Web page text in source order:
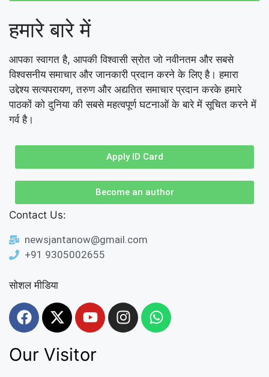
हमारे बारे में
आपका स्वागत है, आपकी विश्वासी स्रोत जो नवीनतम और सबसे
विश्वसनीय समाचार और जानकारी प्रदान करने के लिए है। हमारा
उद्देश्य सत्यपरायण, तरुण और अद्यतित समाचार प्रदान करके हमारे
पाठकों को दुनिया की सबसे महत्वपूर्ण घटनाओं के बारे में सूचित करने में
गर्व है।
Apply ID Card
Become an author
Contact Us:
newsjantanow@gmail.com
+91 9305002655
सोशल मीडिया
Our Visitor